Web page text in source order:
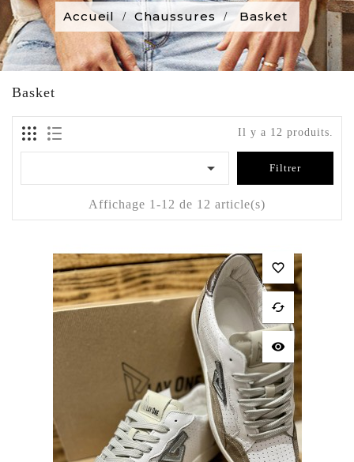
Accueil Chaussures Basket
Basket
Il y a 12 produits.
 Filtrer
Affichage 1-12 de 12 article(s)
favorite_border
cached
visibility